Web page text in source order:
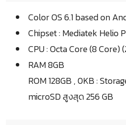
Color OS 6.1 based on
Chipset : Mediatek Helio
CPU : Octa Core (8 Core)
RAM 8GB
ROM 128GB , 0KB :
microSD สูงสุด 256 GB